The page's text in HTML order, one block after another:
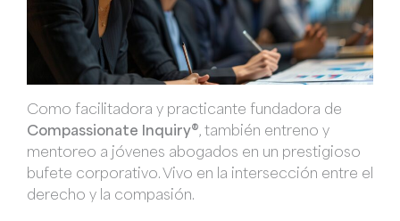
Como facilitadora y practicante fundadora de
Compassionate Inquiry®, también entreno y
mentoreo a jóvenes abogados en un prestigioso
bufete corporativo. Vivo en la intersección entre el
derecho y la compasión.